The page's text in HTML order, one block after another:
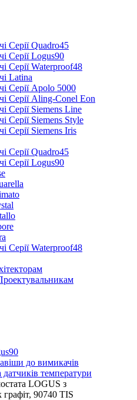
Серії Quadro45
Серії Logus90
Серії Waterproof48
Latina
Серії Apolo 5000
Серії Aling-Conel Eon
Серії Siemens Line
Серії Siemens Style
Серії Siemens Iris
Серії Quadro45
Серії Logus90
Серії Waterproof48
до вимикачів
температури
LOGUS з
90740 TIS